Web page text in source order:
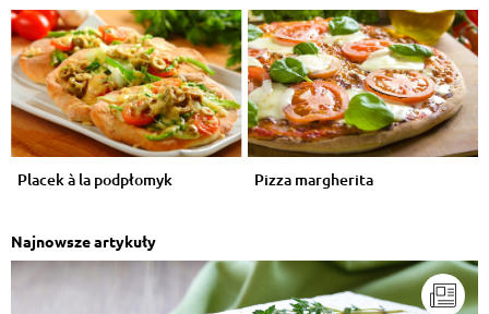
Placek à la podpłomyk Pizza margherita
Najnowsze artykuły